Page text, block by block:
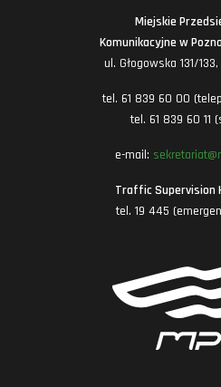
Miejskie
Komunikacyjne w
ul. Głogowska 131/
tel. 61 839 60 00
tel. 61 839 60 11
e-mail:
Traffic Supervision
tel. 19 445